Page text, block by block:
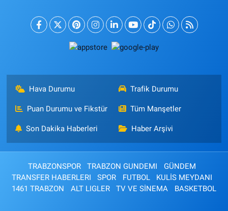
Hava Durumu Trafik Durumu
Puan Durumu ve Fikstür Tüm Manşetler
Son Dakika Haberleri Haber Arşivi
TRABZONSPOR TRABZON GUNDEMI
GÜNDEM
TRANSFER HABERLERI
SPOR FUTBOL
KULİS MEYDANI
1461 TRABZON
ALT LIGLER TV VE SİNEMA BASKETBOL